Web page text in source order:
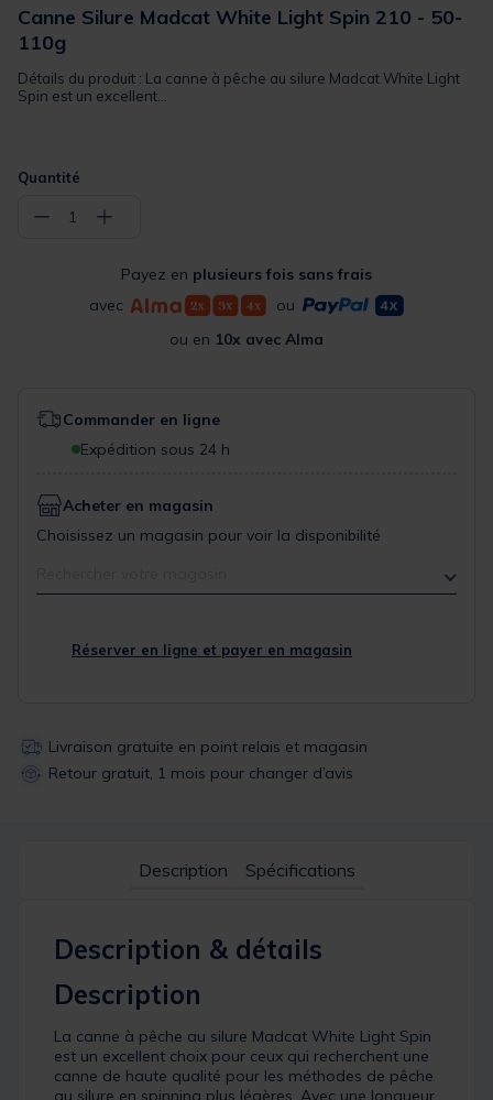
Canne Silure Madcat White Light Spin 210 - 50-
110g
Détails du produit : La canne à pêche au silure Madcat White Light
Spin est un excellent...
Quantité
− 1 +
Payez en plusieurs fois sans frais
avec
ou
ou en 10x avec Alma
Commander en ligne
Expédition sous 24 h
Acheter en magasin
Choisissez un magasin pour voir la disponibilité
Réserver en ligne et payer en magasin
Livraison gratuite en point relais et magasin
Retour gratuit, 1 mois pour changer d’avis
Description Spécifications
Description & détails
Description
La canne à pêche au silure Madcat White Light Spin
est un excellent choix pour ceux qui recherchent une
canne de haute qualité pour les méthodes de pêche
au silure en spinning plus légères. Avec une longueur